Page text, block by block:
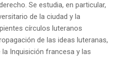
Se estudia, en particular,
de la ciudad y la
círculos luteranos
de las ideas luteranas,
Inquisición francesa y las